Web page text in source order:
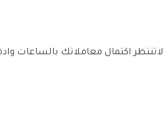
لاتنتظر اكتمال معاملاتك بالساعات